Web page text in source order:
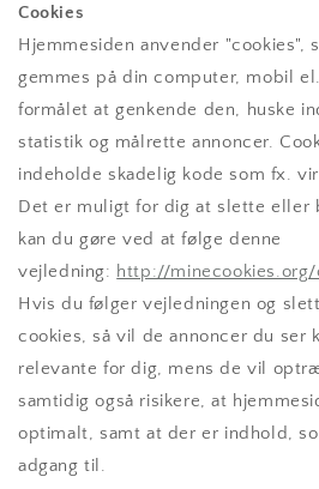
Cookies
Hjemmesiden anvender "cookies",
gemmes på din computer, mobil
formålet at genkende den, huske
statistik og målrette annoncer.
indeholde skadelig kode som fx.
Det er muligt for dig at slette eller
kan du gøre ved at følge denne
vejledning: http://
Hvis du følger vejledningen og
cookies, så vil de annoncer du ser
relevante for dig, mens de vil
samtidig også risikere, at
optimalt, samt at der er indhold,
adgang til.